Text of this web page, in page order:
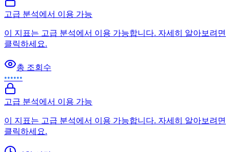
고급 분석에서 이용 가능
이 지표는 고급 분석에서 이용 가능합니다. 자세히 알아보려면
클릭하세요.
총 조회수
••••••
고급 분석에서 이용 가능
이 지표는 고급 분석에서 이용 가능합니다. 자세히 알아보려면
클릭하세요.